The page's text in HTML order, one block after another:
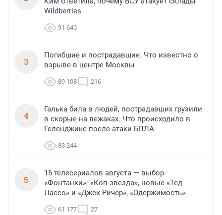
Wildberries
91 640
3
Погибшие и пострадавшие. Что известно о
взрыве в центре Москвы
89 108 216
4
Галька била в людей, пострадавших грузили
в скорые на лежаках. Что происходило в
Геленджике после атаки БПЛА
83 244
5
15 телесериалов августа — выбор
«Фонтанки»: «Коп-звезда», новые «Тед
Лассо» и «Джек Ричер», «Одержимость»
61 177 27